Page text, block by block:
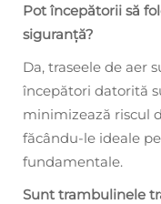
Pot începătorii să
siguranță?
Da, traseele de aer
începători datorită
minimizează riscul
făcându-le ideale
fundamentale.
Sunt trambulinele